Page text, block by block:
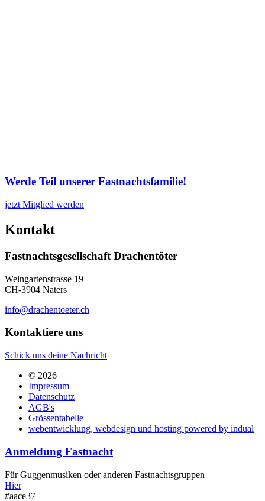
Werde Teil unserer Fastnachtsfamilie!
jetzt Mitglied werden
Kontakt
Fastnachtsgesellschaft Drachentöter
Weingartenstrasse 19
CH-3904 Naters
info@drachentoeter.ch
Kontaktiere uns
Schick uns deine Nachricht
© 2026
Impressum
Datenschutz
AGB's
Grössentabelle
webentwicklung, webdesign und hosting powered by indual
Anmeldung Fastnacht
Für Guggenmusiken oder anderen Fastnachtsgruppen
Hier
#aace37